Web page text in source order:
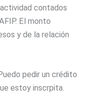
contados
El monto
y de la relación
pedir un crédito
estoy inscrpita.